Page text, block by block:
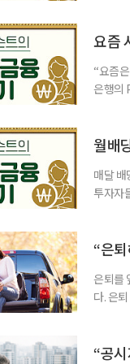
투자자
요즘
“요즘
은행의
브에서
월배
매달
투자자
에서도
“은
은퇴를
다. 은
고 있다
“공